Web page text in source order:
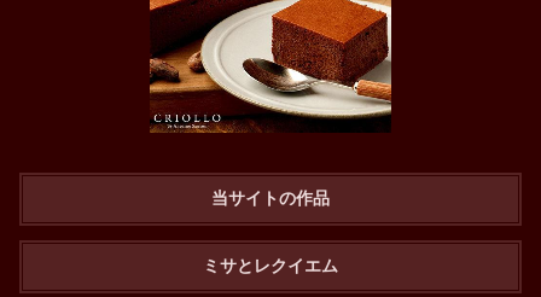
当サイトの作品
ミサとレクイエム